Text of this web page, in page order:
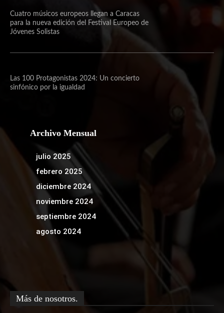
Cuatro músicos europeos llegan a Caracas
para la nueva edición del Festival Europeo de
Jóvenes Solistas
Las 100 Protagonistas 2024: Un concierto
sinfónico por la igualdad
Archivo Mensual
julio 2025
febrero 2025
diciembre 2024
noviembre 2024
septiembre 2024
agosto 2024
Más de nosotros.